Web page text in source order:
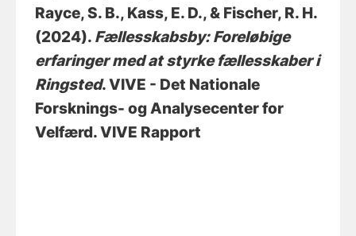
Rayce, S. B., Kass, E. D., & Fischer, R. H.
(2024). Fællesskabsby: Foreløbige
erfaringer med at styrke fællesskaber i
Ringsted. VIVE - Det Nationale
Forsknings- og Analysecenter for
Velfærd. VIVE Rapport